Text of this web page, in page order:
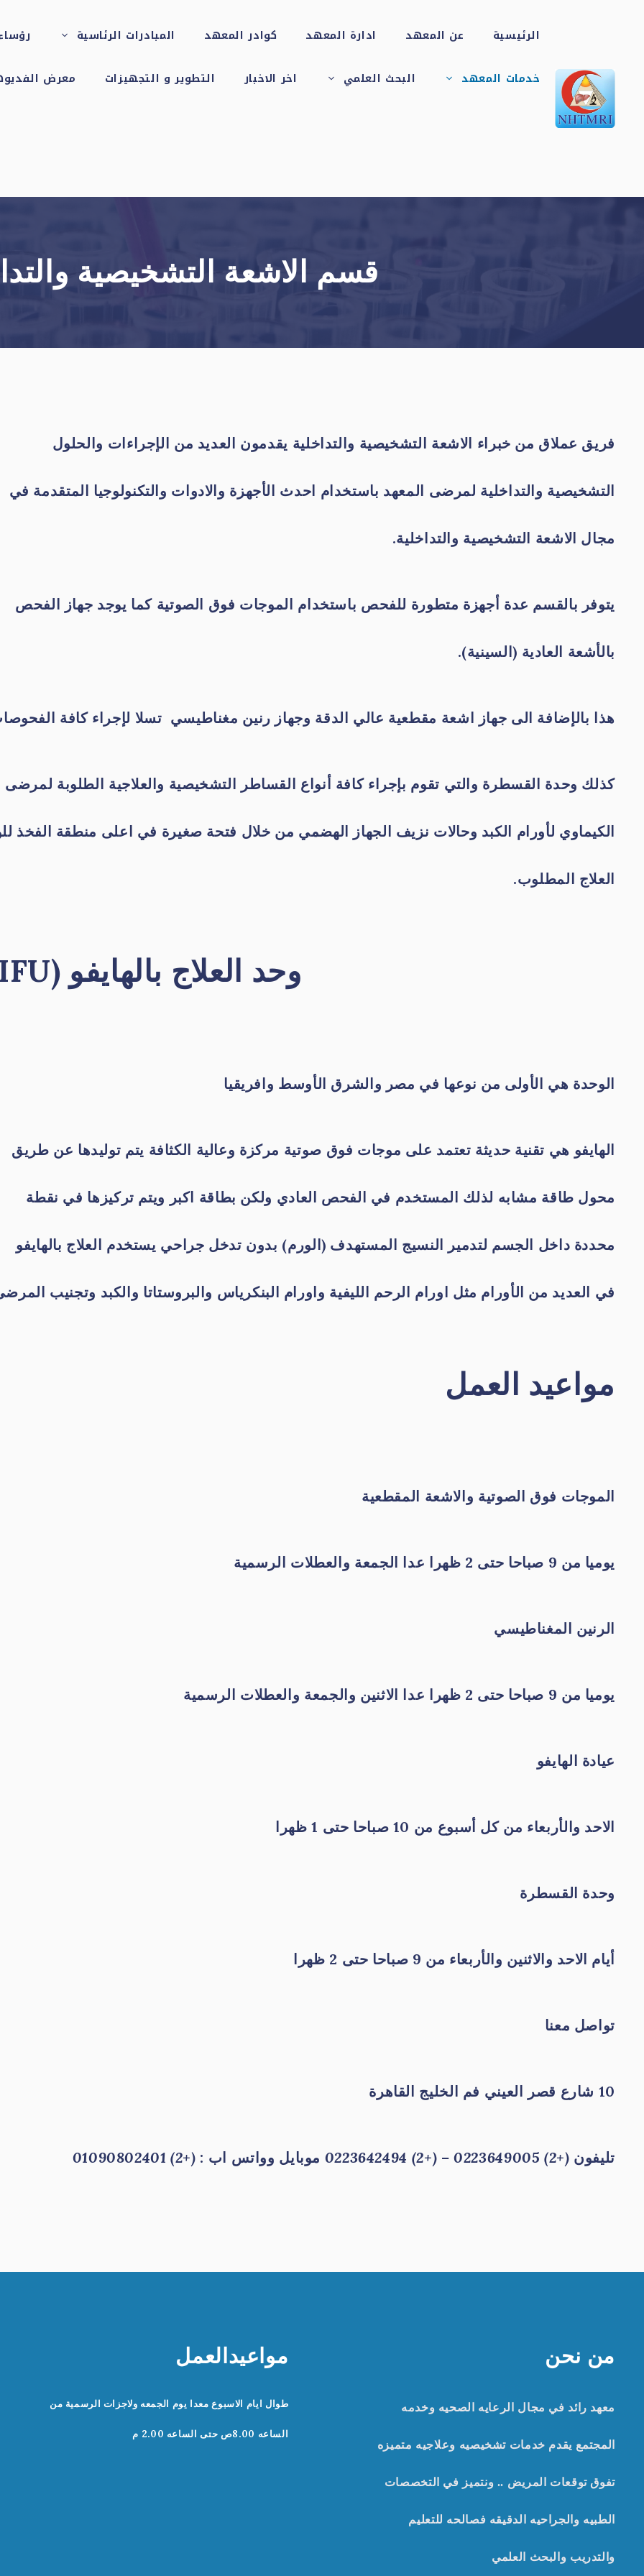
المحتوى
الرئيسية عن المعهد ادارة المعهد كوادر المعهد المبادرات الرئاسية
خدمات المعهد
والميكروبيولوجي
البحث العلمي
الكبد الإكلينيكية
والدوائية
اخر الاخبار التطوير و التجهيزات معرض
قسم الاشعة التشخيصية
فريق عملاق من خبراء الاشعة التشخيصية والتداخلية يقدمون العديد من الإجراءات والحلول
التشخيصية والتداخلية لمرضى المعهد باستخدام احدث الأجهزة والادوات والتكنولوجيا المتقدمة في
مجال الاشعة التشخيصية والتداخلية.
يتوفر بالقسم عدة أجهزة متطورة للفحص باستخدام الموجات فوق الصوتية كما يوجد جهاز الفحص
بالأشعة العادية (السينية).
هذا بالإضافة الى جهاز اشعة مقطعية عالي الدقة وجهاز رنين مغناطيسي تسلا لإجراء كافة
كذلك وحدة القسطرة والتي تقوم بإجراء كافة أنواع القساطر التشخيصية والعلاجية الطلوبة
الكيماوي لأورام الكبد وحالات نزيف الجهاز الهضمي من خلال فتحة صغيرة في اعلى منطقة
العلاج المطلوب.
وحد العلاج بالهايفو (
الوحدة هي الأولى من نوعها في مصر والشرق الأوسط وافريقيا
الهايفو هي تقنية حديثة تعتمد على موجات فوق صوتية مركزة وعالية الكثافة يتم توليدها عن طريق
محول طاقة مشابه لذلك المستخدم في الفحص العادي ولكن بطاقة اكبر ويتم تركيزها في نقطة
محددة داخل الجسم لتدمير النسيج المستهدف (الورم) بدون تدخل جراحي يستخدم العلاج بالهايفو
في العديد من الأورام مثل اورام الرحم الليفية واورام البنكرياس والبروستاتا والكبد وتجنيب
مواعيد العمل
الموجات فوق الصوتية والاشعة المقطعية
يوميا من 9 صباحا حتى 2 ظهرا عدا الجمعة والعطلات الرسمية
الرنين المغناطيسي
يوميا من 9 صباحا حتى 2 ظهرا عدا الاثنين والجمعة والعطلات الرسمية
عيادة الهايفو
الاحد والأربعاء من كل أسبوع من 10 صباحا حتى 1 ظهرا
وحدة القسطرة
أيام الاحد والاثنين والأربعاء من 9 صباحا حتى 2 ظهرا
تواصل معنا
10 شارع قصر العيني فم الخليج القاهرة
تليفون (+2) 0223649005 – (+2) 0223642494 موبايل وواتس اب : (+2) 01090802401
من نحن
معهد رائد في مجال الرعايه الصحيه وخدمه
المجتمع يقدم خدمات تشخيصيه وعلاجيه متميزه
تفوق توقعات المريض .. ونتميز في التخصصات
الطبيه والجراحيه الدقيقه فصالحه للتعليم
والتدريب والبحث العلمي
مواعيدالعمل
طوال ايام الاسبوع معدا يوم الجمعه ولاجزات الرسمية من
الساعه 8.00ص حتى الساعه 2.00 م